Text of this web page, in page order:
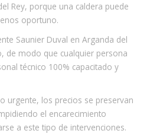
Rey, porque una caldera puede
oportuno.
Saunier Duval en Arganda del
de modo que cualquier persona
técnico 100% capacitado y
urgente, los precios se preservan
el encarecimiento
a este tipo de intervenciones.